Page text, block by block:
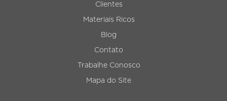
Clientes
Materiais Ricos
Blog
Contato
Trabalhe Conosco
Mapa do Site